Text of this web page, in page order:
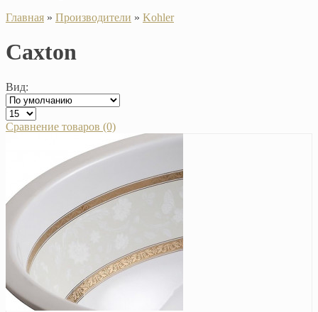
Главная » Производители » Kohler
Caxton
Вид:
Сравнение товаров (0)